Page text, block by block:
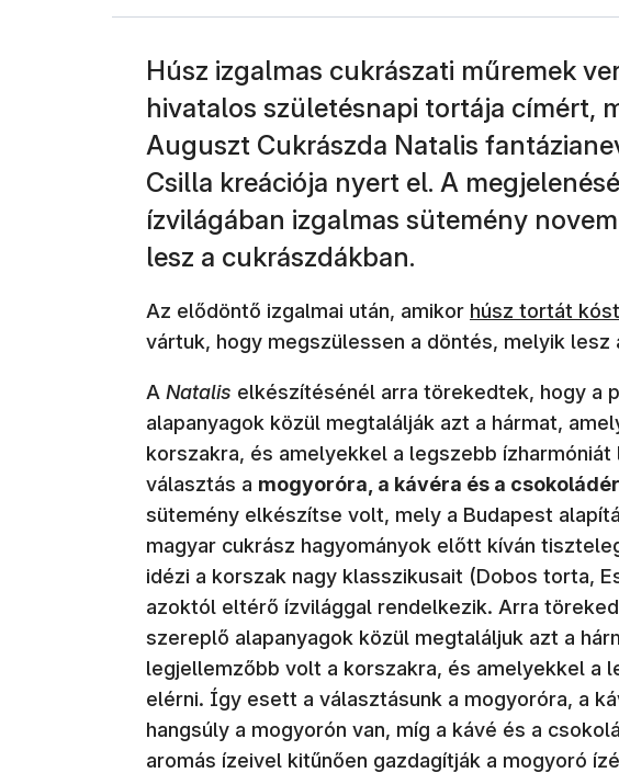
Húsz izgalmas cukrászati műremek
hivatalos születésnapi tortája címért,
Auguszt Cukrászda Natalis
Csilla kreációja nyert el. A
ízvilágában izgalmas sütemény
lesz a cukrászdákban.
Az elődöntő izgalmai után, amikor (új ablakban
húsz tortát
vártuk, hogy megszülessen a döntés, melyik lesz
A Natalis elkészítésénél arra törekedtek, hogy a
alapanyagok közül megtalálják azt a hármat,
korszakra, és amelyekkel a legszebb
választás a mogyoróra, a kávéra és a
sütemény elkészítse volt, mely a Budapest
magyar cukrász hagyományok előtt kíván
idézi a korszak nagy klasszikusait (Dobos torta,
azoktól eltérő ízvilággal rendelkezik. Arra
szereplő alapanyagok közül megtaláljuk azt a
legjellemzőbb volt a korszakra, és amelyekkel a
elérni. Így esett a választásunk a mogyoróra, a
hangsúly a mogyorón van, míg a kávé és a
aromás ízeivel kitűnően gazdagítják a mogyoró